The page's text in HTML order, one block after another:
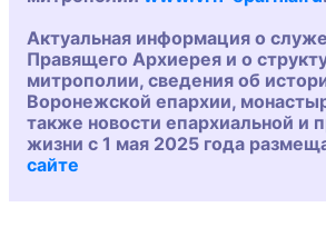
Актуальная информация о
Правящего Архиерея и о
митрополии, сведения об
Воронежской епархии,
также новости епархиальной и
жизни с 1 мая 2025 года
сайте